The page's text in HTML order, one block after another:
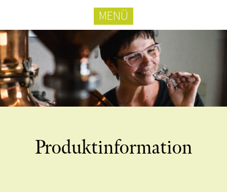
MENÜ
Produktinformation